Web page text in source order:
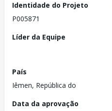
Identidade do Projeto
P005871
Líder da Equipe
País
Iêmen, República do
Data da aprovação